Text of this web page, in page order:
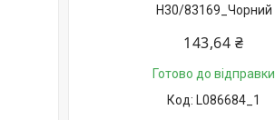
H30/83169_Чорний
143,64 ₴
Готово до відправки
L086684_1